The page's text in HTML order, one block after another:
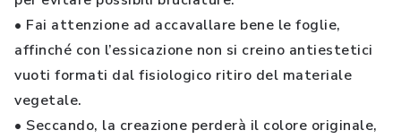
• Fai attenzione ad accavallare bene le foglie,
affinché con l’essicazione non si creino antiestetici
vuoti formati dal fisiologico ritiro del materiale
vegetale.
• Seccando, la creazione perderà il colore originale,